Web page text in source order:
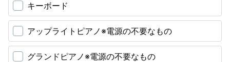
キーボード
アップライトピアノ※電源の不要なもの
グランドピアノ※電源の不要なもの